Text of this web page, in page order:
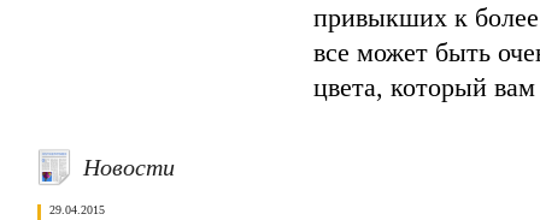
Новости
29.04.2015
привыкших к
все может быть
цвета, который вам